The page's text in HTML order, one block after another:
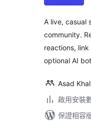
A live, casual
community.
reactions,
optional AI
Asad
啟用安裝
保證相容